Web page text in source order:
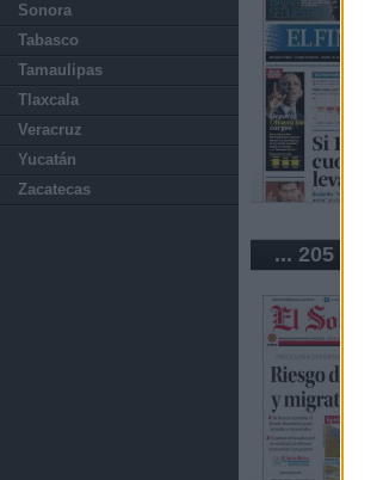
Sonora
Tabasco
Tamaulipas
Tlaxcala
Veracruz
Yucatán
Zacatecas
... 205